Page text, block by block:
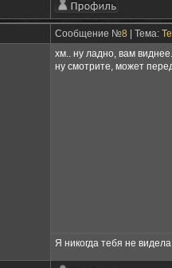
Сообщение №8 | Тема:
хм.. ну ладно, вам
ну смотрите, может
Я никогда тебя не